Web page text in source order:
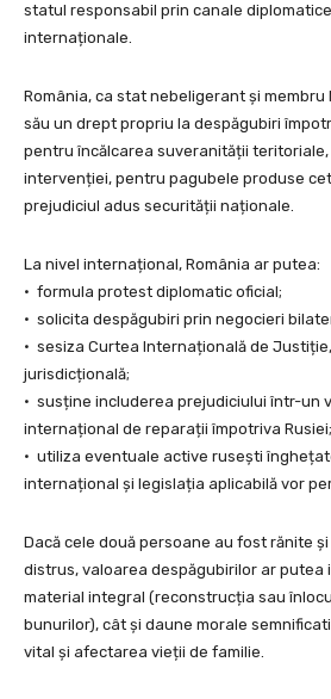
statul responsabil prin canale
internaționale.
România, ca stat nebeligerant și membru
său un drept propriu la despăgubiri
pentru încălcarea suveranității
intervenției, pentru pagubele produse
prejudiciul adus securității naționale.
La nivel internațional, România ar putea:
• formula protest diplomatic oficial;
• solicita despăgubiri prin negocieri
• sesiza Curtea Internațională de
jurisdicțională;
• susține includerea prejudiciului într-un
internațional de reparații împotriva Rusiei;
• utiliza eventuale active rusești
internațional și legislația aplicabilă vor
Dacă cele două persoane au fost rănite
distrus, valoarea despăgubirilor ar putea
material integral (reconstrucția sau
bunurilor), cât și daune morale
vital și afectarea vieții de familie.